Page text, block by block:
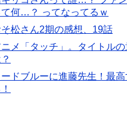
て何…？ ってなってるｗ
そ松さん2期の感想、19話
ニメ「タッチ」。タイトルの
ードブルーに進藤先生！最